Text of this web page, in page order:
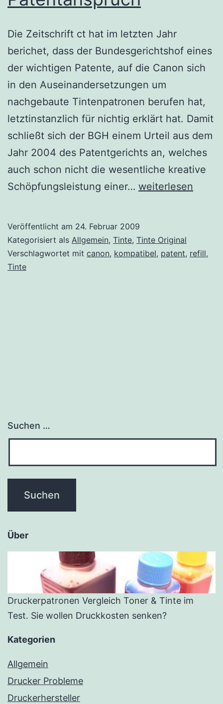
Die Zeitschrift ct hat im letzten Jahr
berichet, dass der Bundesgerichtshof eines
der wichtigen Patente, auf die Canon sich
in den Auseinandersetzungen um
nachgebaute Tintenpatronen berufen hat,
letztinstanzlich für nichtig erklärt hat. Damit
schließt sich der BGH einem Urteil aus dem
Jahr 2004 des Patentgerichts an, welches
auch schon nicht die wesentliche kreative
Schöpfungsleistung einer… Canon
weiterlesen
Veröffentlicht am 24. Februar 2009
Kategorisiert als Allgemein, Tinte, Tinte Original
Verschlagwortet mit canon, kompatibel, patent, refill,
Tinte
Suchen …
Über
Druckerpatronen Vergleich Toner & Tinte im
Test. Sie wollen Druckkosten senken?
Kategorien
Allgemein
Drucker Probleme
Druckerhersteller